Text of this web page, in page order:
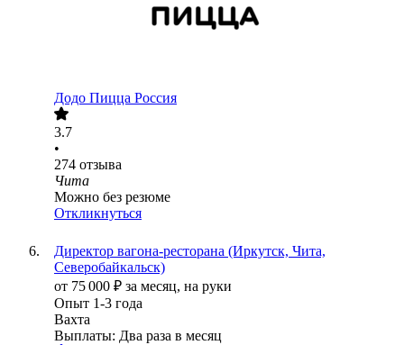
Додо Пицца Россия
3.7
•
274 отзыва
Чита
Можно без резюме
Откликнуться
Директор вагона-ресторана (Иркутск, Чита,
Северобайкальск)
от 75 000 ₽ за месяц, на руки
Опыт 1-3 года
Вахта
Выплаты: Два раза в месяц